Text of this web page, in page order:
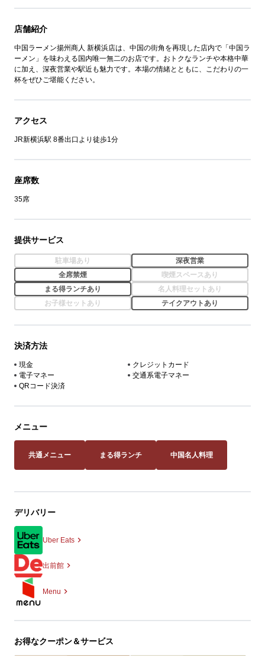
店舗紹介
中国ラーメン揚州商人 新横浜店は、中国の街角を再現した店内で「中国ラ
ーメン」を味わえる国内唯一無二のお店です。おトクなランチや本格中華
に加え、深夜営業や駅近も魅力です。本場の情緒とともに、こだわりの一
杯をぜひご堪能ください。
アクセス
JR新横浜駅 8番出口より徒歩1分
座席数
35席
提供サービス
駐車場あり
深夜営業
全席禁煙
喫煙スペースあり
まる得ランチあり
名人料理セットあり
お子様セットあり
テイクアウトあり
決済方法
現金
クレジットカード
電子マネー
交通系電子マネー
QRコード決済
メニュー
共通メニュー まる得ランチ 中国名人料理
デリバリー
Uber Eats
出前館
Menu
お得なクーポン＆サービス